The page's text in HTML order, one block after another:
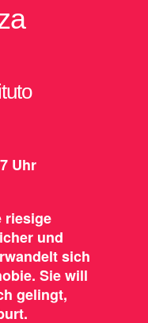
Uhr
riesige
und
sich
Sie will
gelingt,